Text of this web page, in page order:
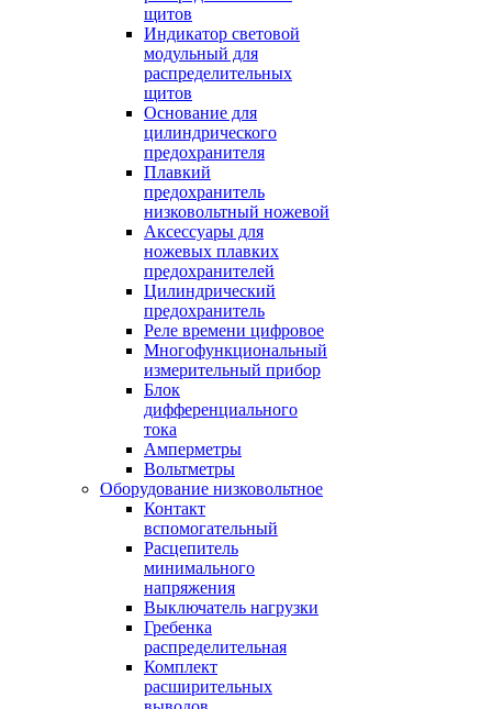
щитов
Индикатор световой
модульный для
распределительных
щитов
Основание для
цилиндрического
предохранителя
Плавкий
предохранитель
низковольтный ножевой
Аксессуары для
ножевых плавких
предохранителей
Цилиндрический
предохранитель
Реле времени цифровое
Многофункциональный
измерительный прибор
Блок
дифференциального
тока
Амперметры
Вольтметры
Оборудование низковольтное
Контакт
вспомогательный
Расцепитель
минимального
напряжения
Выключатель нагрузки
Гребенка
распределительная
Комплект
расширительных